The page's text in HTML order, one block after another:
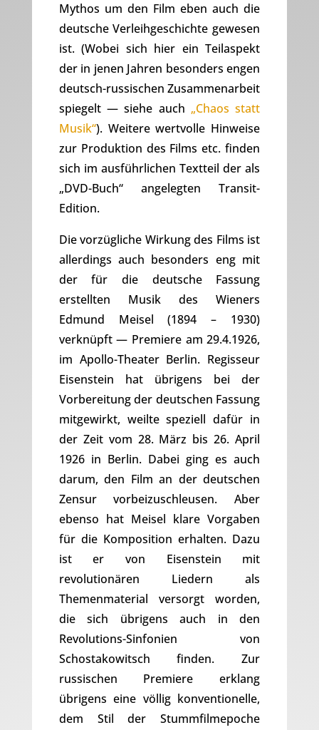
Mythos um den Film eben auch die
deutsche Verleihgeschichte gewesen
ist. (Wobei sich hier ein Teilaspekt
der in jenen Jahren besonders engen
deutsch-russischen Zusammenarbeit
spiegelt — siehe auch „Chaos statt
Musik“). Weitere wertvolle Hinweise
zur Produktion des Films etc. finden
sich im ausführlichen Textteil der als
„DVD-Buch“ angelegten Transit-
Edition.
Die vorzügliche Wirkung des Films ist
allerdings auch besonders eng mit
der für die deutsche Fassung
erstellten Musik des Wieners
Edmund Meisel (1894 – 1930)
verknüpft — Premiere am 29.4.1926,
im Apollo-Theater Berlin. Regisseur
Eisenstein hat übrigens bei der
Vorbereitung der deutschen Fassung
mitgewirkt, weilte speziell dafür in
der Zeit vom 28. März bis 26. April
1926 in Berlin. Dabei ging es auch
darum, den Film an der deutschen
Zensur vorbeizuschleusen. Aber
ebenso hat Meisel klare Vorgaben
für die Komposition erhalten. Dazu
ist er von Eisenstein mit
revolutionären Liedern als
Themenmaterial versorgt worden,
die sich übrigens auch in den
Revolutions-Sinfonien von
Schostakowitsch finden. Zur
russischen Premiere erklang
übrigens eine völlig konventionelle,
dem Stil der Stummfilmepoche